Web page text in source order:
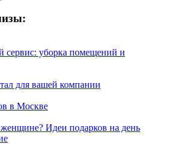
сервис: уборка помещений и
для вашей компании
в Москве
женщине? Идеи подарков на день